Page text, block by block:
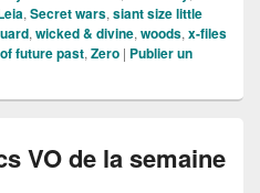
, Secret wars, siant size little
, wicked & divine, woods, x-files
future past, Zero | Publier un
VO de la semaine